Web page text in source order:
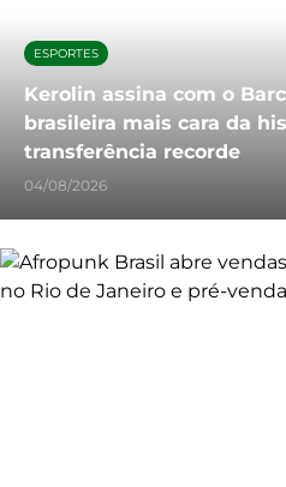
ESPORTES
Kerolin assina com o
brasileira mais cara da
transferência recorde
04/08/2026